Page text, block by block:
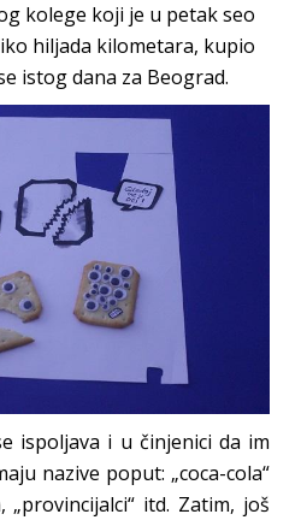
kolege koji je u petak seo
hiljada kilometara, kupio
istog dana za Beograd.
ispoljava i u činjenici da im
nazive poput: „coca-cola“
„provincijalci“ itd. Zatim, još